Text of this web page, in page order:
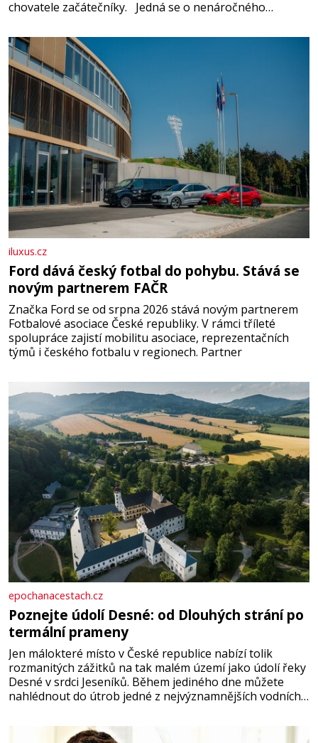
chovatele začátečníky. Jedná se o nenáročného
času tráví na zemi, kde sbírá zbytky semínek Jeho
domovinou je prakticky celá Austrálie s výjimkou
pobřežní oblasti.
iluxus.cz
Ford dává český fotbal do pohybu. Stává se
novým partnerem FAČR
Značka Ford se od srpna 2026 stává novým partnerem
Fotbalové asociace České republiky. V rámci tříleté
spolupráce zajistí mobilitu asociace, reprezentačních
týmů i českého fotbalu v regionech. Partner
epochanacestach.cz
Poznejte údolí Desné: od Dlouhých strání po
termální prameny
Jen málokteré místo v České republice nabízí tolik
rozmanitých zážitků na tak malém území jako údolí řeky
Desné v srdci Jeseníků. Během jediného dne můžete
nahlédnout do útrob jedné z nejvýznamnějších vodních
se na koloběžce a den zakončit poznáváním památek ve
Velkých Losinách nebo v termálním